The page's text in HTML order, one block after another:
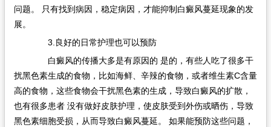
问题。 只有找到病因，稳定病因，才能抑制白癜风蔓延现象的发
展。
3.良好的日常护理也可以预防
白癜风的传播大多是有原因的 是的，有些人吃了很多干
扰黑色素生成的食物，比如海鲜、辛辣的食物，或者维生素C含量
高的食物，这些食物会干扰黑色素的生成，导致白癜风的扩散，
也有很多患者 没有做好皮肤护理，使皮肤受到外伤或晒伤，导致
黑色素细胞受损，从而导致白癜风蔓延。 如果能预防这些问题，